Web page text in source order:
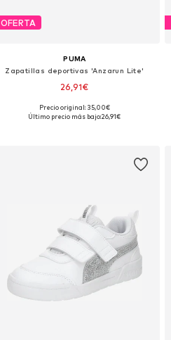
OFERTA
PUMA
Zapatillas deportivas 'Anzarun Lite'
26,91€
+3
Disponible en muchas tallas
Precio original: 35,00€
Último precio más bajo:26,91€